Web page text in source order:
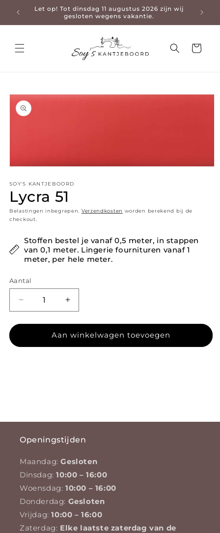
naar de content
Let op! Tot dinsdag 11 augustus 2026 zijn wij
gesloten wegens vakantie.
3-4
productinformatie
SOY'S KANTJEBOORD
Lycra 51
Belastingen inbegrepen. Verzendkosten worden berekend bij de
checkout.
Stoffen bestel je vanaf 0,5 meter, in stappen
van 0,1 meter. Lingerie fournituren vanaf 1
meter, per hele meter.
Aantal
Aantal verlagen voor Lycra 51
Aantal verhogen voor Lycra 51
Aan winkelwagen toevoegen
Openingstijden
Maandag:Gesloten
Dinsdag:10:00 – 16:00
Woensdag: 10:00 – 16:00
Donderdag: Gesloten
Vrijdag:10:00 – 16:00
Zaterdag: Elke laatste zaterdag van de